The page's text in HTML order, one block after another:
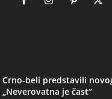
Crno-beli predstavili
„Neverovatna je čast“